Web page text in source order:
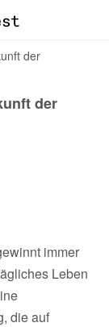
der
der
immer
Leben
die auf